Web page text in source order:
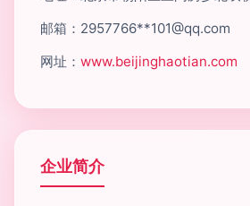
邮箱：2957766**101@qq.com
网址： www.beijinghaotian.com
企业简介